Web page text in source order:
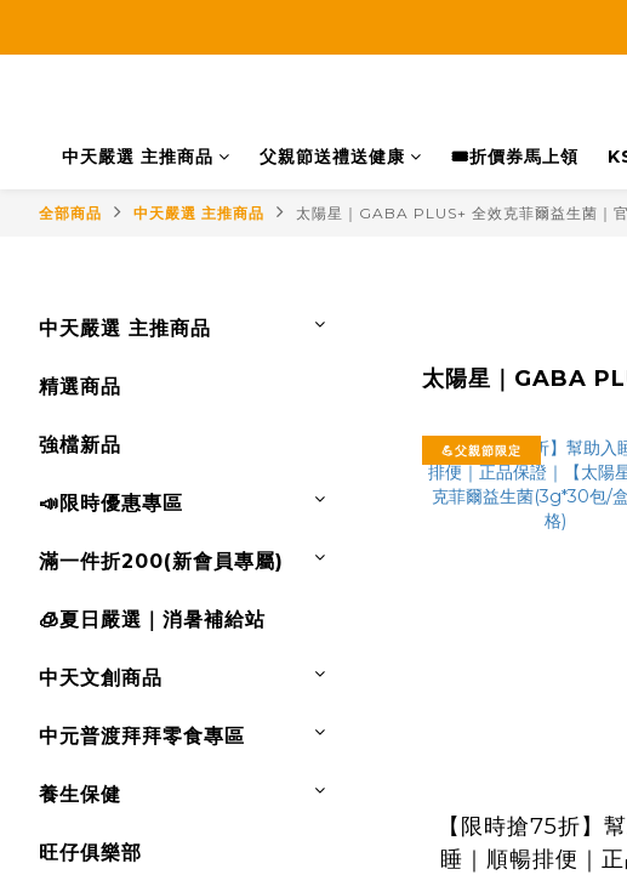
中天嚴選 主推商品 父親節送禮送健康 🎟️折價券馬上領
全部商品 中天嚴選 主推商品 太陽星｜GABA PLUS+ 全效克菲爾益生菌｜
中天嚴選 主推商品
精選商品
強檔新品
📣限時優惠專區
滿一件折200(新會員專屬)
🧊夏日嚴選｜消暑補給站
中天文創商品
中元普渡拜拜零食專區
養生保健
旺仔俱樂部
太陽星｜GABA
💪父親節限定
【限時搶75折】
睡｜順暢排便｜正